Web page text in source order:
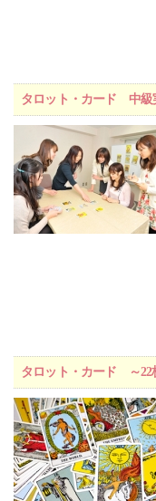
タロット・カード 中級
タロット・カード ～22